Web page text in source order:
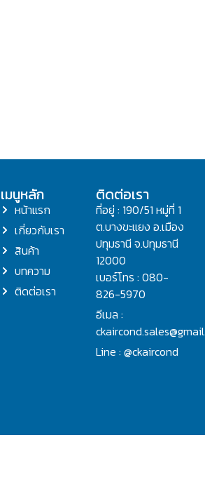
เมนูหลัก
หน้าแรก
เกี่ยวกับเรา
สินค้า
บทความ
ติดต่อเรา
ติดต่อเรา
ที่อยู่ : 190/51 หมู่ที่ 1
ต.บางขะแยง อ.เมือง
ปทุมธานี จ.ปทุมธานี
12000
เบอร์โทร : 080-
826-5970
อีเมล :
Line : @ckaircond